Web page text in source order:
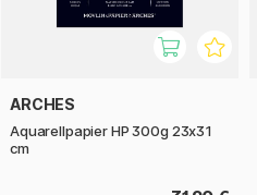
ARCHES
Aquarellpapier HP 300g 23x31
cm